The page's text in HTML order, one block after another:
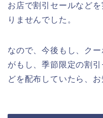
お店で割引セールなど
りませんでした。
なので、今後もし、ク
がもし、季節限定の割
どを配布していたら、